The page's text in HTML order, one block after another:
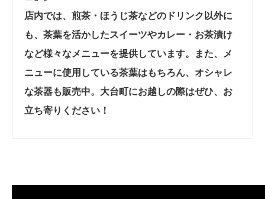
店内では、煎茶・ほうじ茶などのドリンク以外に
も、茶葉を活かしたスイーツやカレー・お茶漬け
など様々なメニューを提供しています。また、メ
ニューに使用している茶葉はもちろん、オシャレ
な茶器も販売中。大台町にお越しの際はぜひ、お
立ち寄りください！